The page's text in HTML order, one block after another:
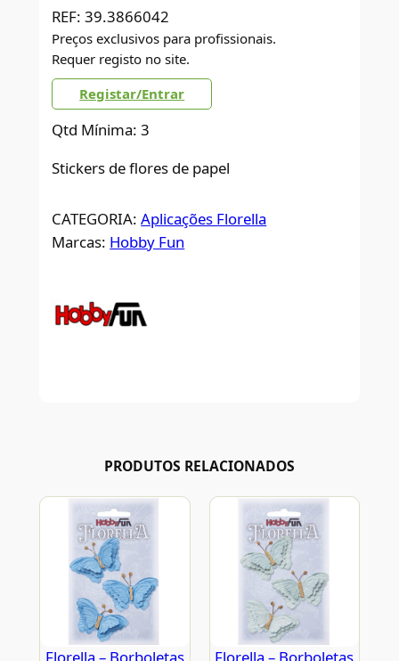
REF: 39.3866042
Preços exclusivos para profissionais.
Requer registo no site.
Registar/Entrar
Qtd Mínima: 3
Stickers de flores de papel
CATEGORIA:Aplicações Florella
Marcas: Hobby Fun
PRODUTOS RELACIONADOS